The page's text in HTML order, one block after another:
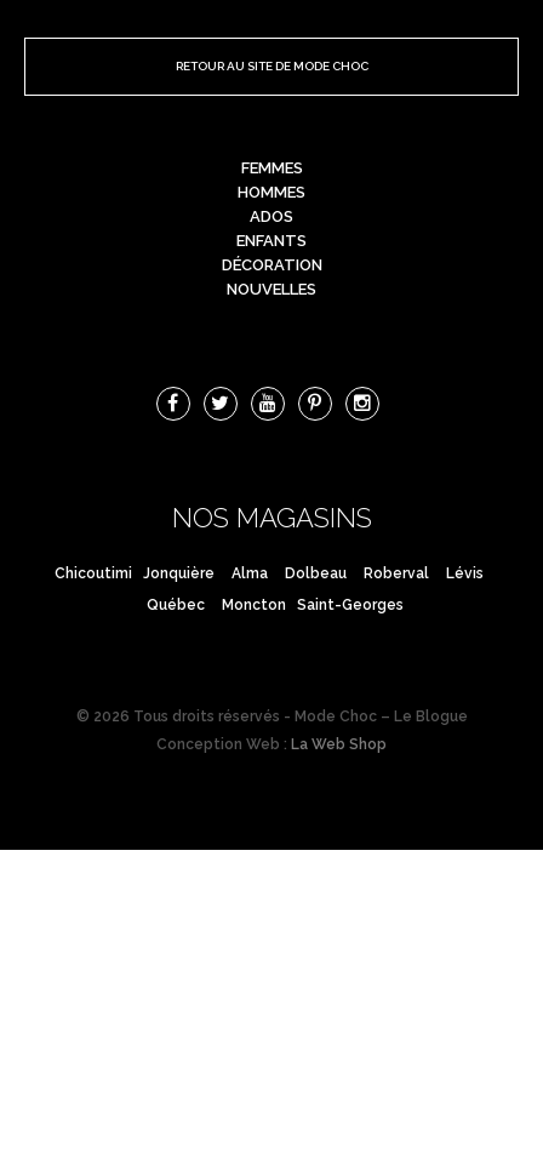
RETOUR AU SITE DE MODE CHOC
FEMMES
HOMMES
ADOS
ENFANTS
DÉCORATION
NOUVELLES
NOS MAGASINS
Chicoutimi Jonquière Alma Dolbeau Roberval
Lévis
Québec
Moncton Saint-Georges
© 2026 Tous droits réservés - Mode Choc – Le Blogue
Conception Web : La Web Shop